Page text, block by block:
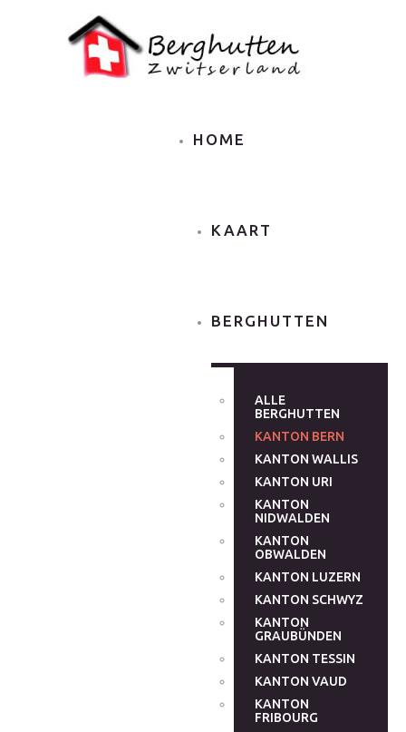
HOME
KAART
BERGHUTTEN
ALLE
BERGHUTTEN
KANTON BERN
KANTON WALLIS
KANTON URI
KANTON
NIDWALDEN
KANTON
OBWALDEN
KANTON LUZERN
KANTON SCHWYZ
KANTON
GRAUBÜNDEN
KANTON TESSIN
KANTON VAUD
KANTON
FRIBOURG